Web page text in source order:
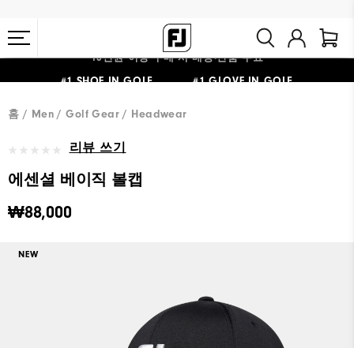
10만원 이상 구매 시 배송·반품 무료
홈 Men Golf Gear Headwear
리뷰 쓰기
에센셜 베이직 볼캡
₩88,000
NEW